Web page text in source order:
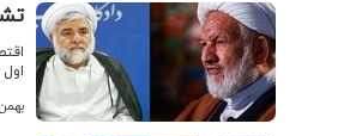
۰۱ بهمن